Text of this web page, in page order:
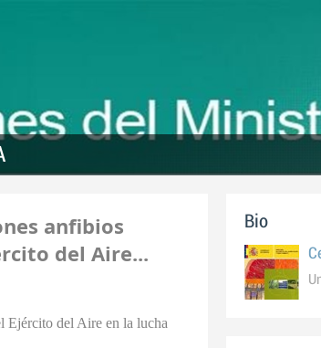
anfibios
del Aire...
del Aire en la lucha
Bio